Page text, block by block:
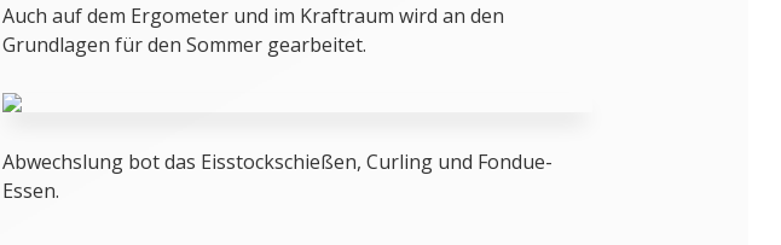
Auch auf dem Ergometer und im Kraftraum wird an den
Grundlagen für den Sommer gearbeitet.
Abwechslung bot das Eisstockschießen, Curling und Fondue-
Essen.